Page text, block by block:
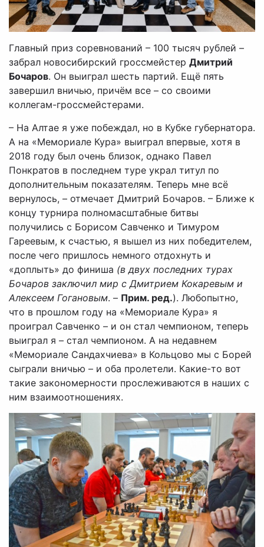
Главный приз соревнований – 100 тысяч рублей –
забрал новосибирский гроссмейстер Дмитрий
Бочаров. Он выиграл шесть партий. Ещё пять
завершил вничью, причём все – со своими
коллегам-гроссмейстерами.
– На Алтае я уже побеждал, но в Кубке губернатора.
А на «Мемориале Кура» выиграл впервые, хотя в
2018 году был очень близок, однако Павел
Понкратов в последнем туре украл титул по
дополнительным показателям. Теперь мне всё
вернулось, – отмечает Дмитрий Бочаров. – Ближе к
концу турнира полномасштабные битвы
получились с Борисом Савченко и Тимуром
Гареевым, к счастью, я вышел из них победителем,
после чего пришлось немного отдохнуть и
«доплыть» до финиша (в двух последних турах
Бочаров заключил мир с Дмитрием Кокаревым и
Алексеем Гогановым. – Прим. ред.). Любопытно,
что в прошлом году на «Мемориале Кура» я
проиграл Савченко – и он стал чемпионом, теперь
выиграл я – стал чемпионом. А на недавнем
«Мемориале Сандахчиева» в Кольцово мы с Борей
сыграли вничью – и оба пролетели. Какие-то вот
такие закономерности прослеживаются в наших с
ним взаимоотношениях.